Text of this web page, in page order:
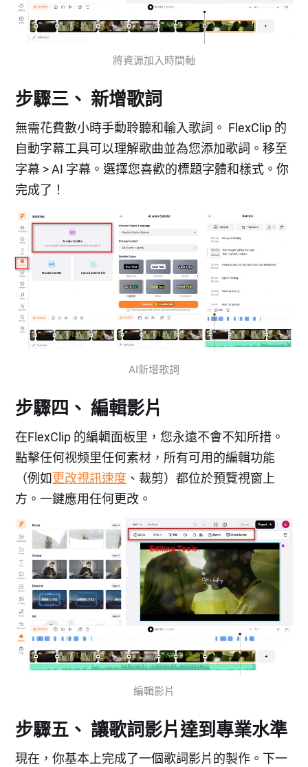
將資源加入時間軸
步驟三、 新增歌詞
無需花費數小時手動聆聽和輸入歌詞。 FlexClip 的
自動字幕工具可以理解歌曲並為您添加歌詞。移至
字幕 > AI 字幕。選擇您喜歡的標題字體和樣式。你
完成了！
AI新增歌詞
步驟四、 編輯影片
在FlexClip 的編輯面板里，您永遠不會不知所措。
點擊任何视频里任何素材，所有可用的編輯功能
（例如更改視訊速度 、裁剪）都位於預覽視窗上
方。一鍵應用任何更改。
編輯影片
步驟五、 讓歌詞影片達到專業水準
現在，你基本上完成了一個歌詞影片的製作。下一